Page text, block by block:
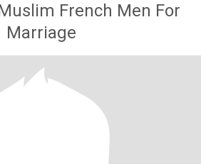
French Men For
Marriage